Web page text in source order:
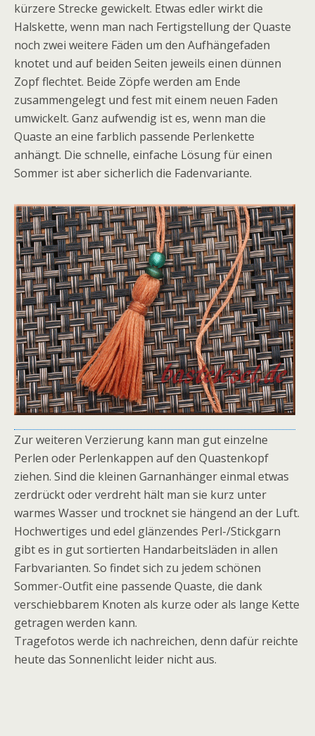
kürzere Strecke gewickelt. Etwas edler wirkt die
Halskette, wenn man nach Fertigstellung der Quaste
noch zwei weitere Fäden um den Aufhängefaden
knotet und auf beiden Seiten jeweils einen dünnen
Zopf flechtet. Beide Zöpfe werden am Ende
zusammengelegt und fest mit einem neuen Faden
umwickelt. Ganz aufwendig ist es, wenn man die
Quaste an eine farblich passende Perlenkette
anhängt. Die schnelle, einfache Lösung für einen
Sommer ist aber sicherlich die Fadenvariante.
Zur weiteren Verzierung kann man gut einzelne
Perlen oder Perlenkappen auf den Quastenkopf
ziehen. Sind die kleinen Garnanhänger einmal etwas
zerdrückt oder verdreht hält man sie kurz unter
warmes Wasser und trocknet sie hängend an der Luft.
Hochwertiges und edel glänzendes Perl-/Stickgarn
gibt es in gut sortierten Handarbeitsläden in allen
Farbvarianten. So findet sich zu jedem schönen
Sommer-Outfit eine passende Quaste, die dank
verschiebbarem Knoten als kurze oder als lange Kette
getragen werden kann.
Tragefotos werde ich nachreichen, denn dafür reichte
heute das Sonnenlicht leider nicht aus.